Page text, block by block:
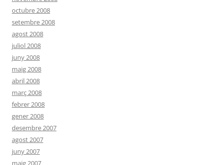
octubre 2008
setembre 2008
agost 2008
juliol 2008
juny 2008
maig 2008
abril 2008
març 2008
febrer 2008
gener 2008
desembre 2007
agost 2007
juny 2007
maig 2007